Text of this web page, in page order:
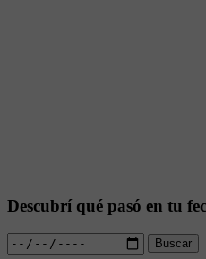
Descubrí qué pasó en tu
Buscar